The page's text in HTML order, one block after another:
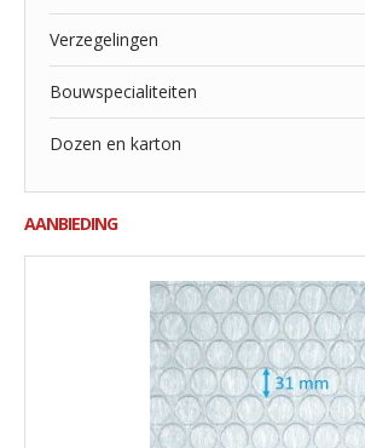
Verzegelingen
Bouwspecialiteiten
Dozen en karton
AANBIEDING